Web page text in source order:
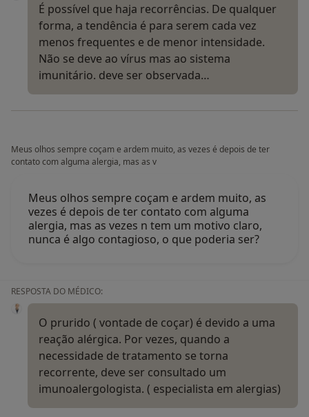
É possível que haja recorrências. De qualquer
forma, a tendência é para serem cada vez
menos frequentes e de menor intensidade.
Não se deve ao vírus mas ao sistema
imunitário. deve ser observada…
Meus olhos sempre coçam e ardem muito, as vezes é depois de ter
contato com alguma alergia, mas as v
Meus olhos sempre coçam e ardem muito, as
vezes é depois de ter contato com alguma
alergia, mas as vezes n tem um motivo claro,
nunca é algo contagioso, o que poderia ser?
RESPOSTA DO MÉDICO:
O prurido ( vontade de coçar) é devido a uma
reação alérgica. Por vezes, quando a
necessidade de tratamento se torna
recorrente, deve ser consultado um
imunoalergologista. ( especialista em alergias)